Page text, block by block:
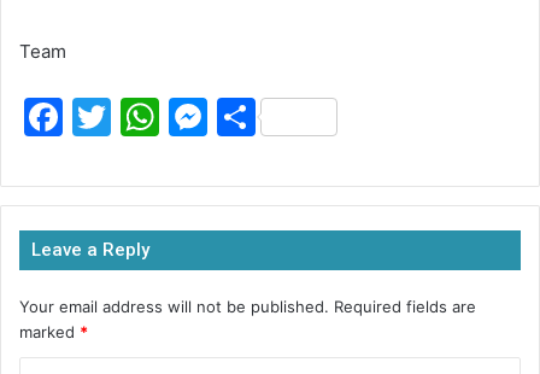
Team
F
c
e
b
o
o
T
itt
er
W
at
s
A
p
p
M
s
s
e
n
g
S
ar
e
Leave a Reply
Your email address will not be published. Required fields are
marked *